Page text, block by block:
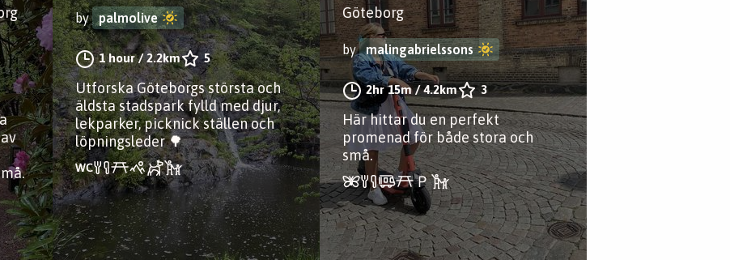
by palmolive
1 hour/2.2km 5
Utforska Göteborgs största och
äldsta stadspark fylld med djur,
lekparker, picknick ställen och
löpningsleder 🌳
Göteborg
by malingabrielssons
2hr 15m/4.2km 3
Här hittar du en perfekt
promenad för både stora och
små.